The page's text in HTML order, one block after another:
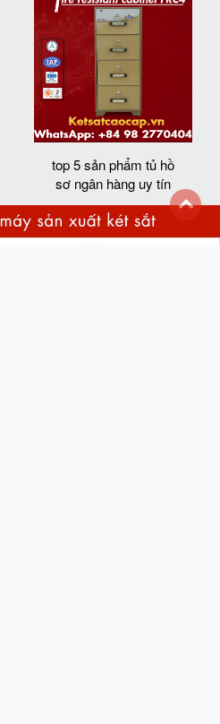
top 5 sản phẩm tủ hồ
sơ ngân hàng uy tín
back